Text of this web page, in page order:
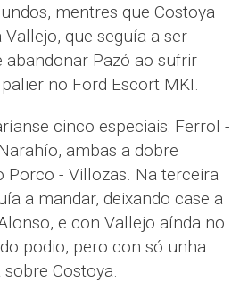
mentres que Costoya
que seguía a ser
abandonar Pazó ao sufrir
no Ford Escort MKI.
cinco especiais: Ferrol -
ambas a dobre
Porco - Villozas. Na terceira
a mandar, deixando case a
e con Vallejo aínda no
podio, pero con só unha
Costoya.